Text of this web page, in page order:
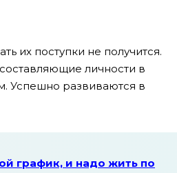
их поступки не получится.
личности в
Успешно развиваются в
график, и надо жить по